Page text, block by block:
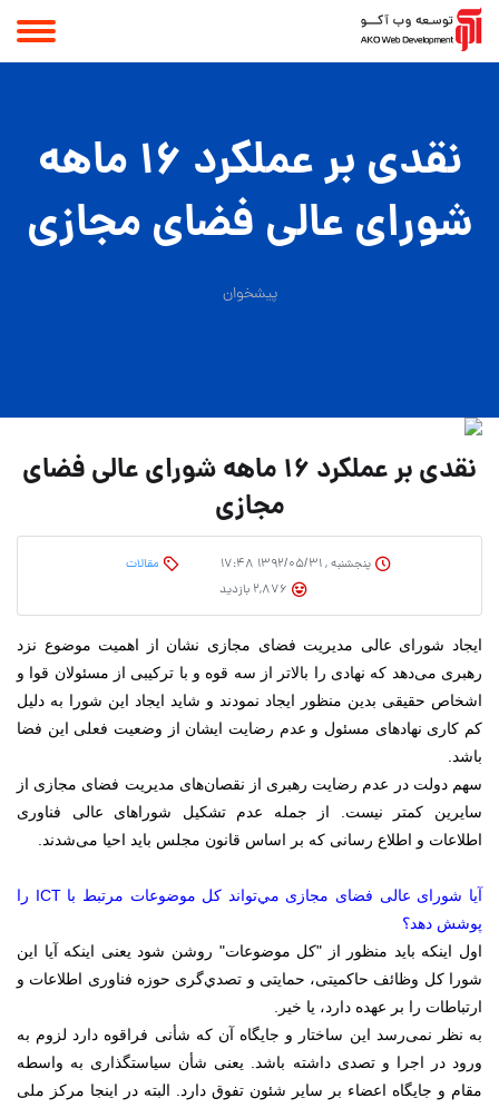
نقدی بر عملكرد ۱۶ ماهه
شورای عالي فضای مجازی
پیشخوان
نقدی بر عملكرد ۱۶ ماهه شورای عالي فضای
مجازی
پنجشنبه , ۱۳۹۲/۰۵/۳۱ ۱۷:۴۸
مقالات
ایجاد شورای عالی مدیریت فضای مجازی نشان از اهمیت موضوع نزد
رهبری می‌دهد که نهادی را بالاتر از سه قوه و با ترکیبی از مسئولان قوا و
اشخاص حقیقی بدین منظور ایجاد نمودند و شاید ایجاد این شورا به دلیل
کم کاری نهاد‌های مسئول و عدم رضایت ایشان از وضعیت فعلی این فضا
باشد.
سهم دولت در عدم رضایت رهبری از نقصان‌های مدیریت فضای مجازی از
سایرین کمتر نیست. از جمله عدم تشکیل شوراهای عالی فناوری
اطلاعات و اطلاع رسانی که بر اساس قانون مجلس باید احیا می‌شدند.
آیا شورای عالی فضای مجازی مي‌تواند كل موضوعات مرتبط با ICT را
پوشش دهد؟
اول اینکه باید منظور از "کل موضوعات" روشن شود یعنی اینکه آیا این
شورا کل وظائف حاکمیتی، حمایتی و تصدي‌گری حوزه فناوری اطلاعات و
ارتباطات را بر عهده دارد، يا خير.
به نظر نمی‌رسد این ساختار و جایگاه آن که شأنی فراقوه دارد لزوم به
ورود در اجرا و تصدی داشته باشد. یعنی شأن سیاستگذاری به واسطه
مقام و جایگاه اعضاء بر سایر شئون تفوق دارد. البته در اینجا مرکز ملی